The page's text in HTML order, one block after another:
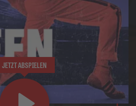
JETZT ABSPIELEN